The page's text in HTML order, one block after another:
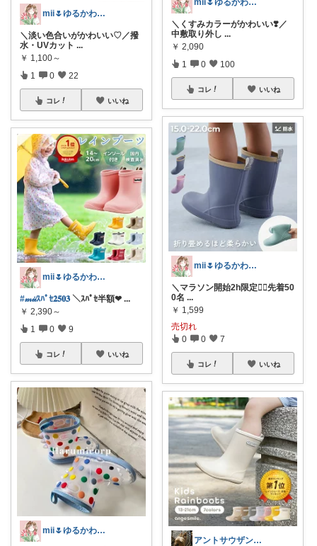
mii🌷ゆるかわアイテム探し🔍🫧
＼淡い色合いがかわいい♡／撥
水・UVカット ...
￥ 1,100～
1 0 22
コレ いいね
mii🌷ゆるかわアイテム探し🔍🫧
#𝓂𝒾𝒾ｽﾊﾟｾ𝟐𝟓𝟎𝟑 ＼ｽﾊﾟｾ半額❤ ...
￥ 2,390～
1 0 9
コレ いいね
mii🌷ゆるかわアイテム探し🔍🫧
mii🌷ゆるかわアイテム探し🔍🫧
＼くすみカラーがかわいい❣️／
中敷取り外し ...
￥ 2,090
1 0 100
コレ いいね
mii🌷ゆるかわアイテム探し🔍🫧
＼マラソン開始2h限定❤️‍🔥先着50
0名 ...
￥ 1,599
売切れ
0 0 7
コレ いいね
アントサウザン御購入有難うございます🎶